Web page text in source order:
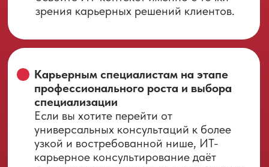
Условия получения:
- выполнение всех домашних заданий;
- успешное прохождение тестирований;
- выполнение и защита сертификационной
работы.
Удостоверение о повышении
квалификации установленного